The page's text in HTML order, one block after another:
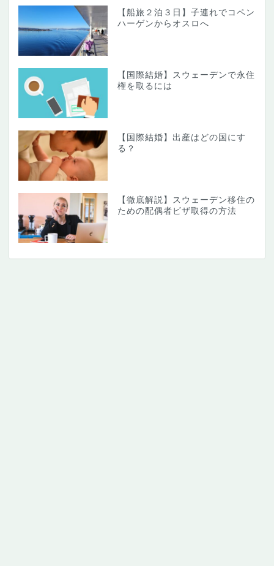
【船旅２泊３日】子連れでコペン
ハーゲンからオスロへ
【国際結婚】スウェーデンで永住
権を取るには
【国際結婚】出産はどの国にす
る？
【徹底解説】スウェーデン移住の
ための配偶者ビザ取得の方法